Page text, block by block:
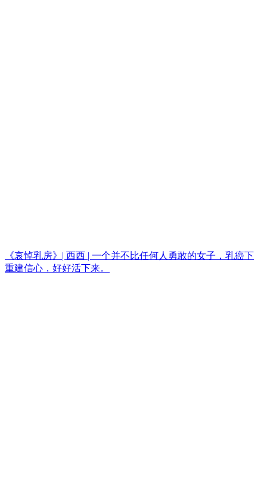
《哀悼乳房》| 西西 | 一个并不比任何人勇敢的女子，乳癌下
重建信心，好好活下来。